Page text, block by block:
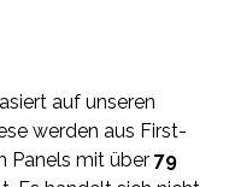
auf unseren
werden aus First-
Panels mit über 79